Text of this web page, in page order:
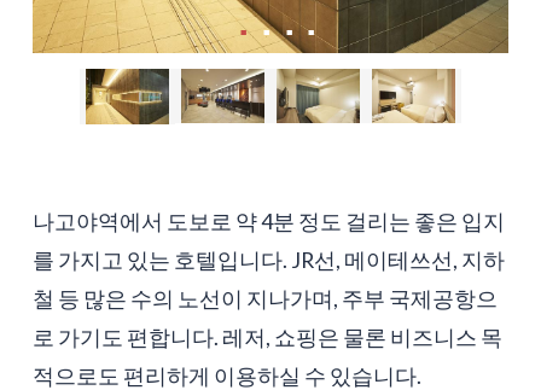
나고야역에서 도보로 약 4분 정도 걸리는 좋은 입지
를 가지고 있는 호텔입니다. JR선, 메이테쓰선, 지하
철 등 많은 수의 노선이 지나가며, 주부 국제공항으
로 가기도 편합니다. 레저, 쇼핑은 물론 비즈니스 목
적으로도 편리하게 이용하실 수 있습니다.